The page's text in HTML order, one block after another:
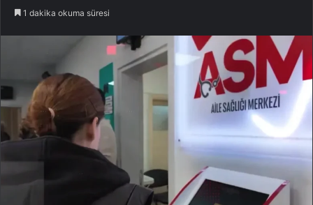
1 dakika okuma süresi